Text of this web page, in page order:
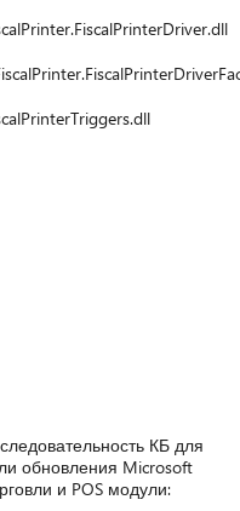
КБ для
обновления Microsoft
и POS модули: